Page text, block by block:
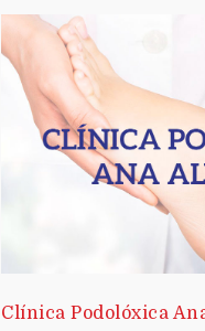
Clínica Podolóxica